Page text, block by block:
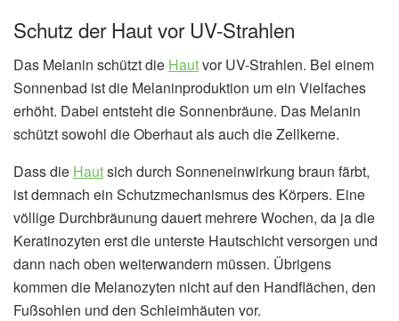
Schutz der Haut vor UV-Strahlen
Das Melanin schützt die Hautvor UV-Strahlen. Bei einem
Sonnenbad ist die Melaninproduktion um ein Vielfaches
erhöht. Dabei entsteht die Sonnenbräune. Das Melanin
schützt sowohl die Oberhaut als auch die Zellkerne.
Dass die Hautsich durch Sonneneinwirkung braun färbt,
ist demnach ein Schutzmechanismus des Körpers. Eine
völlige Durchbräunung dauert mehrere Wochen, da ja die
Keratinozyten erst die unterste Hautschicht versorgen und
dann nach oben weiterwandern müssen. Übrigens
kommen die Melanozyten nicht auf den Handflächen, den
Fußsohlen und den Schleimhäuten vor.